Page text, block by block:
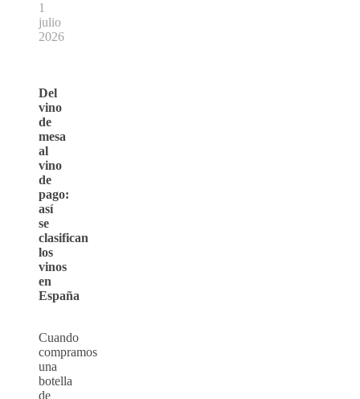
1
julio
2026
Del
vino
de
mesa
al
vino
de
pago:
así
se
clasifican
los
vinos
en
España
Cuando
compramos
una
botella
de